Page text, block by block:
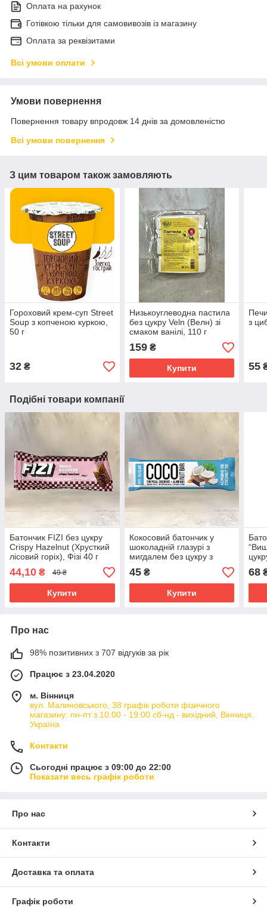
Оплата на рахунок
Готівкою тільки для самовивозів із магазину
Оплата за реквізитами
Всі умови оплати
Умови повернення
Повернення товару впродовж 14 днів за домовленістю
Всі умови повернення
З цим товаром також замовляють
Гороховий крем-суп Street
Soup з копченою куркою,
50 г
32 ₴
Низькоуглеводна пастила
без цукру Veln (Велн) зі
смаком ванілі, 110 г
159₴
Купити
з
55
Подібні товари компанії
Батончик FIZI без цукру
Crispy Hazelnut (Хрусткий
лісовий горіх), Фізі 40 г
44,10 ₴ 49 ₴
Купити
Кокосовий батончик у
шоколадній глазурі з
мигдалем без цукру з
перекус", 40 г
45₴
Купити
68
Про нас
98% позитивних з 707 відгуків за рік
Працює з 23.04.2020
м. Вінниця
вул. Малиновського, 38 графік роботи фізичного
магазину: пн-пт з 10:00 - 19:00 сб-нд - вихідний, Вінниця,
Україна
Контакти
Сьогодні працює з 09:00 до 22:00
Показати весь графік роботи
Про нас
Контакти
Доставка та оплата
Графік роботи